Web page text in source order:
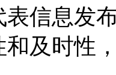
信息发
及时性